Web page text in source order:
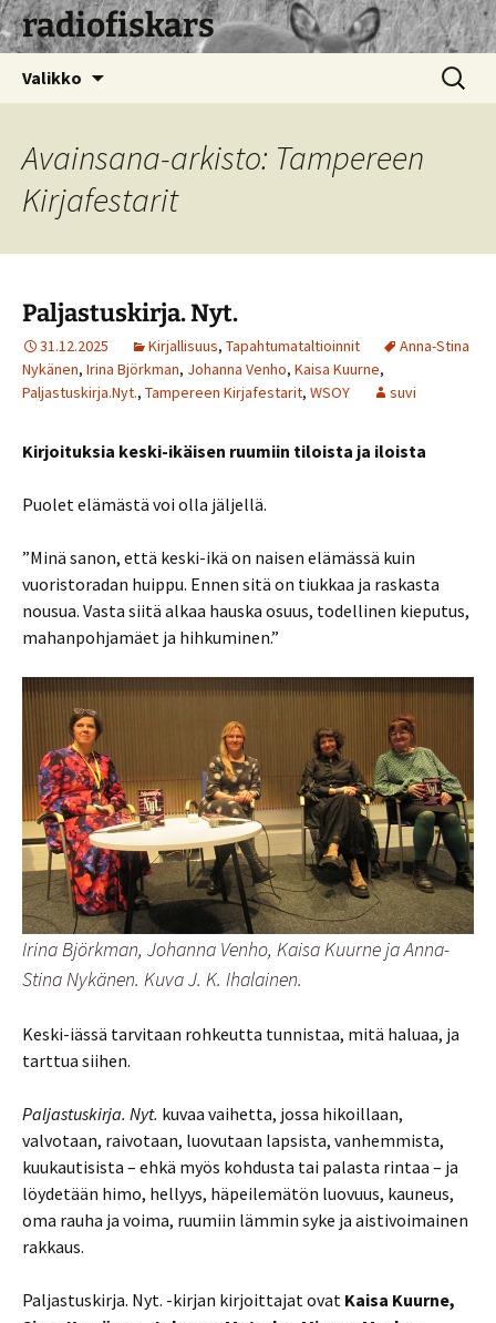
radiofiskars
Valikko Haku:
Avainsana-arkisto: Tampereen
Kirjafestarit
Paljastuskirja. Nyt.
31.12.2025 Kirjallisuus, Tapahtumataltioinnit
Anna-Stina
Nykänen, Irina Björkman, Johanna Venho, Kaisa Kuurne,
Paljastuskirja.Nyt., Tampereen Kirjafestarit, WSOY suvi
Kirjoituksia keski-ikäisen ruumiin tiloista ja iloista
Puolet elämästä voi olla jäljellä.
”Minä sanon, että keski-ikä on naisen elämässä kuin
vuoristoradan huippu. Ennen sitä on tiukkaa ja raskasta
nousua. Vasta siitä alkaa hauska osuus, todellinen kieputus,
mahanpohjamäet ja hihkuminen.”
Irina Björkman, Johanna Venho, Kaisa Kuurne ja Anna-
Stina Nykänen. Kuva J. K. Ihalainen.
Keski-iässä tarvitaan rohkeutta tunnistaa, mitä haluaa, ja
tarttua siihen.
Paljastuskirja. Nyt. kuvaa vaihetta, jossa hikoillaan,
valvotaan, raivotaan, luovutaan lapsista, vanhemmista,
kuukautisista – ehkä myös kohdusta tai palasta rintaa – ja
löydetään himo, hellyys, häpeilemätön luovuus, kauneus,
oma rauha ja voima, ruumiin lämmin syke ja aistivoimainen
rakkaus.
Paljastuskirja. Nyt. -kirjan kirjoittajat ovat Kaisa Kuurne,